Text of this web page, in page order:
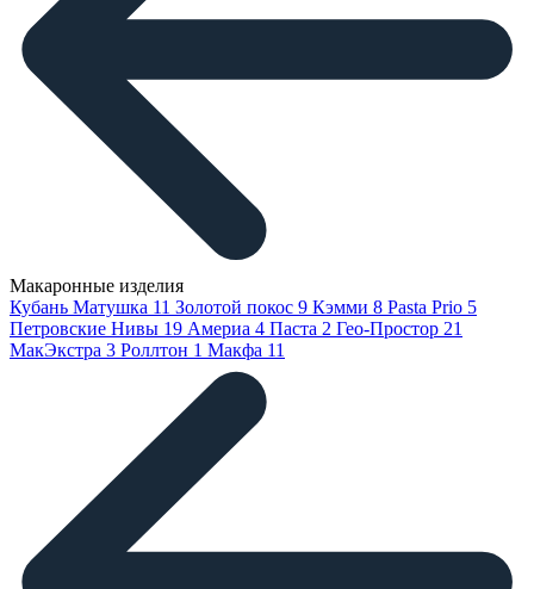
Макаронные изделия
Кубань Матушка 11 Золотой покос 9 Кэмми 8 Pasta Prio 5
Петровские Нивы 19 Америа 4 Паста 2 Гео-Простор 21
МакЭкстра 3 Роллтон 1 Макфа 11